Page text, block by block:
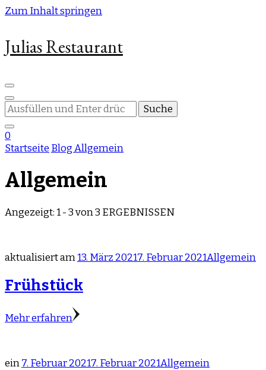
Zum Inhalt springen
Julias Restaurant
Suchst
du
nach
etwas?
0
Startseite BlogAllgemein
Allgemein
Angezeigt: 1 - 3 von 3 ERGEBNISSEN
aktualisiert am13. März 20217. Februar 2021Allgemein
Frühstück
Mehr erfahren
ein7. Februar 20217. Februar 2021Allgemein